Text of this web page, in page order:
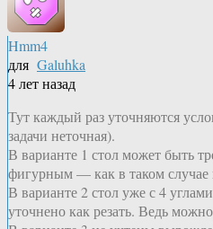
Hmm4
для Galuhka
4 лет назад
Тут каждый раз уточняются
задачи неточная).
В варианте 1 стол может быть
фигурным — как в таком случае
В варианте 2 стол уже с 4
уточнено как резать. Ведь